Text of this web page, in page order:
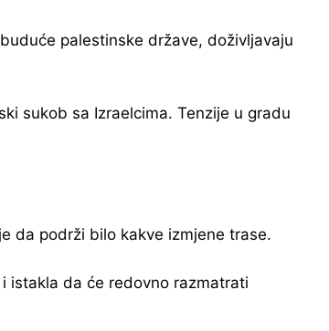
palestinske države, doživljavaju
sukob sa Izraelcima. Tenzije u gradu
da podrži bilo kakve izmjene trase.
istakla da će redovno razmatrati